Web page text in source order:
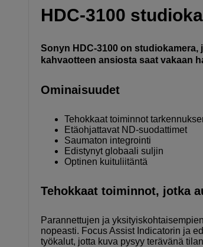
HDC-3100
Sonyn HDC-3100 on
kahvaotteen ansiosta saat vakaan
Ominaisuudet
Tehokkaat toiminnot
Etäohjattavat ND-suodattimet
Saumaton integrointi
Edistynyt globaali suljin
Optinen kuituliitäntä
Tehokkaat toiminnot, jotka
Parannettujen ja
nopeasti. Focus Assist Indicatorin ja
työkalut, jotta kuva pysyy terävänä